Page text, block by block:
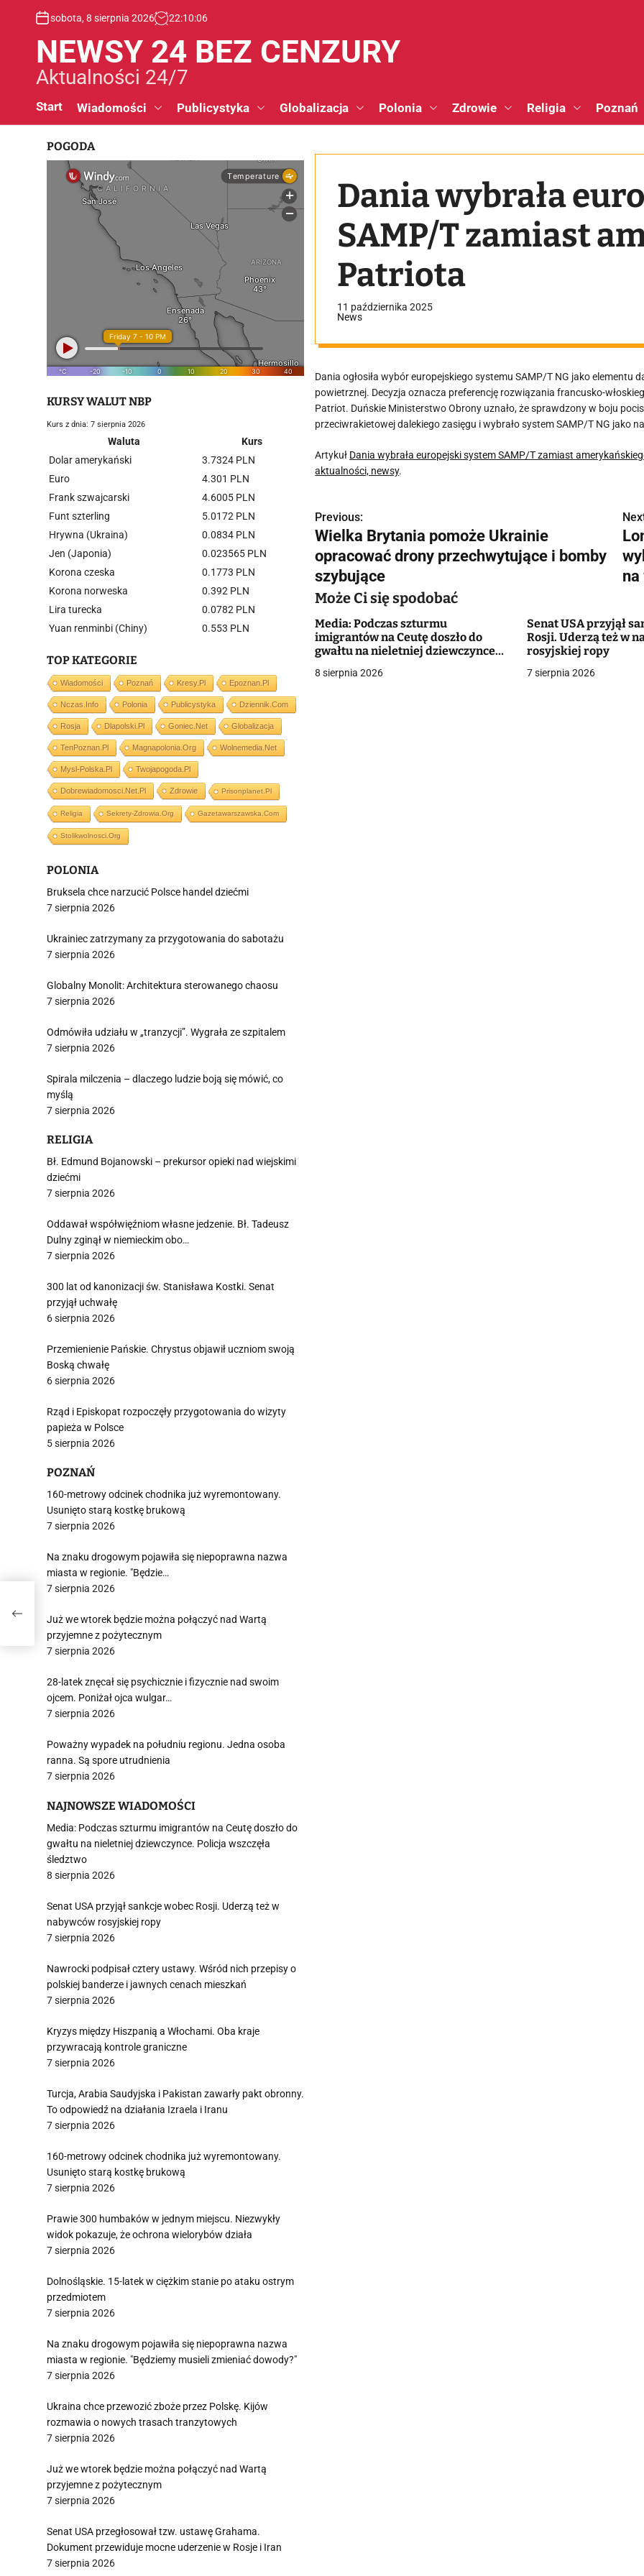
sobota, 8 sierpnia 2026 22:10:07
NEWSY 24 BEZ CENZURY
Aktualności 24/7
Start Wiadomości Publicystyka Globalizacja Polonia Zdrowie Religia Poznań
Dania wybrała
SAMP/T zamiast
Patriota
11 października 2025
News
Dania ogłosiła wybór europejskiego systemu SAMP/T NG jako elementu
powietrznej. Decyzja oznacza preferencję rozwiązania francusko-
Patriot. Duńskie Ministerstwo Obrony uznało, że sprawdzony w boju
przeciwrakietowej dalekiego zasięgu i wybrało system SAMP/T NG jako
Artykuł Dania wybrała europejski system SAMP/T zamiast
aktualności, newsy.
N
a
w
i
g
a
Previous:
Wielka Brytania pomoże Ukrainie
opracować drony przechwytujące i bomby
szybujące
na
Może Ci się spodobać
Media: Podczas szturmu
imigrantów na Ceutę doszło do
gwałtu na nieletniej dziewczynce.
8 sierpnia 2026
Senat USA przyjął
Rosji. Uderzą też w
rosyjskiej ropy
7 sierpnia 2026
POGODA
KURSY WALUT NBP
Kurs z dnia: 7 sierpnia 2026
Waluta
Kurs
Dolar amerykański
3.7324 PLN
Euro
4.301 PLN
Frank szwajcarski
4.6005 PLN
Funt szterling
5.0172 PLN
Hrywna (Ukraina)
0.0834 PLN
Jen (Japonia)
0.023565 PLN
Korona czeska
0.1773 PLN
Korona norweska
0.392 PLN
Lira turecka
0.0782 PLN
Yuan renminbi (Chiny)
0.553 PLN
TOP KATEGORIE
Wiadomości Poznań Kresy.pl Epoznan.pl
Nczas.info Polonia Publicystyka Dziennik.com
Rosja Dlapolski.pl Goniec.net Globalizacja
TenPoznan.pl Magnapolonia.org Wolnemedia.net
Mysl-Polska.pl Twojapogoda.pl
Dobrewiadomosci.net.pl Zdrowie Prisonplanet.pl
Religia Sekrety-Zdrowia.org Gazetawarszawska.com
Stolikwolnosci.org
POLONIA
Bruksela chce narzucić Polsce handel dziećmi
7 sierpnia 2026
Ukrainiec zatrzymany za przygotowania do sabotażu
7 sierpnia 2026
Globalny Monolit: Architektura sterowanego chaosu
7 sierpnia 2026
Odmówiła udziału w „tranzycji”. Wygrała ze szpitalem
7 sierpnia 2026
Spirala milczenia – dlaczego ludzie boją się mówić, co
myślą
7 sierpnia 2026
RELIGIA
Bł. Edmund Bojanowski – prekursor opieki nad wiejskimi
dziećmi
7 sierpnia 2026
Oddawał współwięźniom własne jedzenie. Bł. Tadeusz
Dulny zginął w niemieckim obo…
7 sierpnia 2026
300 lat od kanonizacji św. Stanisława Kostki. Senat
przyjął uchwałę
6 sierpnia 2026
Przemienienie Pańskie. Chrystus objawił uczniom swoją
Boską chwałę
6 sierpnia 2026
Rząd i Episkopat rozpoczęły przygotowania do wizyty
papieża w Polsce
5 sierpnia 2026
POZNAŃ
160-metrowy odcinek chodnika już wyremontowany.
Usunięto starą kostkę brukową
7 sierpnia 2026
Na znaku drogowym pojawiła się niepoprawna nazwa
miasta w regionie. "Będzie…
7 sierpnia 2026
Już we wtorek będzie można połączyć nad Wartą
przyjemne z pożytecznym
7 sierpnia 2026
28-latek znęcał się psychicznie i fizycznie nad swoim
ojcem. Poniżał ojca wulgar…
7 sierpnia 2026
Poważny wypadek na południu regionu. Jedna osoba
ranna. Są spore utrudnienia
7 sierpnia 2026
NAJNOWSZE WIADOMOŚCI
Media: Podczas szturmu imigrantów na Ceutę doszło do
gwałtu na nieletniej dziewczynce. Policja wszczęła
śledztwo
8 sierpnia 2026
Senat USA przyjął sankcje wobec Rosji. Uderzą też w
nabywców rosyjskiej ropy
7 sierpnia 2026
Nawrocki podpisał cztery ustawy. Wśród nich przepisy o
polskiej banderze i jawnych cenach mieszkań
7 sierpnia 2026
Kryzys między Hiszpanią a Włochami. Oba kraje
przywracają kontrole graniczne
7 sierpnia 2026
Turcja, Arabia Saudyjska i Pakistan zawarły pakt obronny.
To odpowiedź na działania Izraela i Iranu
7 sierpnia 2026
160-metrowy odcinek chodnika już wyremontowany.
Usunięto starą kostkę brukową
7 sierpnia 2026
Prawie 300 humbaków w jednym miejscu. Niezwykły
widok pokazuje, że ochrona wielorybów działa
7 sierpnia 2026
Dolnośląskie. 15-latek w ciężkim stanie po ataku ostrym
przedmiotem
7 sierpnia 2026
Na znaku drogowym pojawiła się niepoprawna nazwa
miasta w regionie. "Będziemy musieli zmieniać dowody?"
7 sierpnia 2026
Ukraina chce przewozić zboże przez Polskę. Kijów
rozmawia o nowych trasach tranzytowych
7 sierpnia 2026
Już we wtorek będzie można połączyć nad Wartą
przyjemne z pożytecznym
7 sierpnia 2026
Senat USA przegłosował tzw. ustawę Grahama.
Dokument przewiduje mocne uderzenie w Rosje i Iran
7 sierpnia 2026